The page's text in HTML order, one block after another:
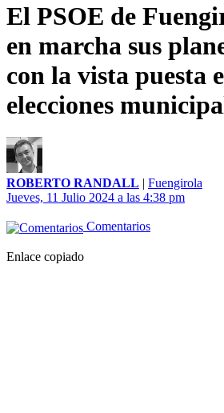
El PSOE de
en marcha sus
con la vista puesta
elecciones
ROBERTO RANDALL | Fuengirola
Jueves, 11 Julio 2024 a las 4:38 pm
Comentarios
Enlace copiado